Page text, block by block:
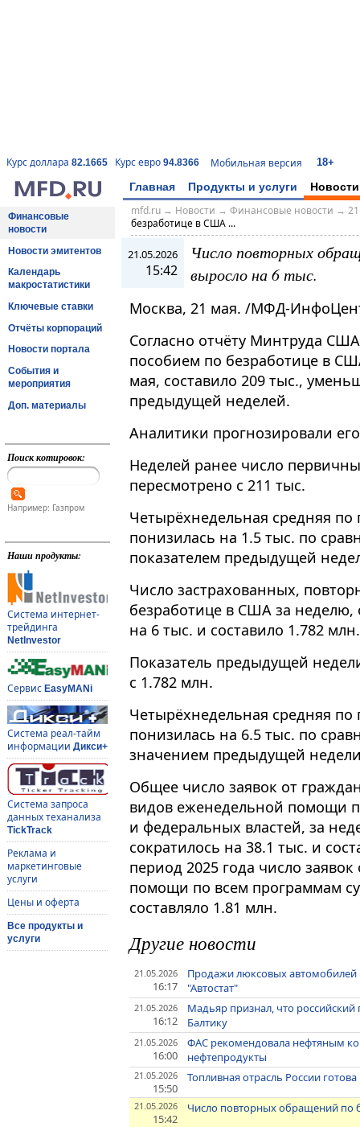
Курс доллара 82.1665 Курс евро 94.8366 Мобильная версия 18+
Главная Продукты и услуги Новости
Финансовые
новости
Новости эмитентов
Календарь
макростатистики
Ключевые ставки
Отчёты корпораций
Новости портала
События и
мероприятия
Доп. материалы
Поиск котировок:
Например: Газпром
Наши продукты:
Система интернет-
трейдинга
NetInvestor
Сервис EasyMANi
Система реал-тайм
информации Дикси+
Система запроса
данных теханализа
TickTrack
Реклама и
маркетинговые
услуги
Цены и оферта
Все продукты и
услуги
mfd.ru→ Новости → Финансовые новости →
безработице в США ...
21.05.2026
15:42
Число повторных
выросло на 6 тыс.
Москва, 21 мая. /МФД-
Согласно отчёту Минтруда
пособием по безработице в
мая, составило 209 тыс.,
предыдущей неделей.
Аналитики прогнозировали
Неделей ранее число
пересмотрено с 211 тыс.
Четырёхнедельная средняя
понизилась на 1.5 тыс. по
показателем предыдущей
Число застрахованных,
безработице в США за
на 6 тыс. и составило 1.782 млн.
Показатель предыдущей
с 1.782 млн.
Четырёхнедельная средняя
понизилась на 6.5 тыс. по
значением предыдущей
Общее число заявок от
видов еженедельной помощи
и федеральных властей, за
сократилось на 38.1 тыс. и
период 2025 года число
помощи по всем программам
составляло 1.81 млн.
Другие новости
21.05.2026
16:17
Продажи люксовых автомобилей
"Автостат"
21.05.2026
16:12
Мадьяр признал, что
Балтику
21.05.2026
16:00
ФАС рекомендовала нефтяным
нефтепродукты
21.05.2026
15:50
Топливная отрасль России
21.05.2026
15:42
Число повторных обращений по